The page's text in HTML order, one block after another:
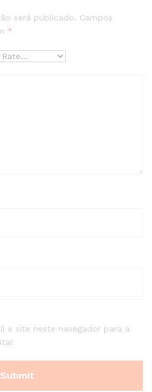
será publicado. Campos
*
e site neste navegador para a